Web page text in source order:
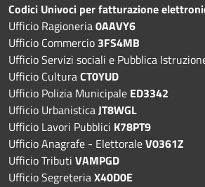
Codici Univoci per fatturazione
Ufficio Ragioneria0AAVY6
Ufficio Commercio 3FS4MB
Ufficio Servizi sociali e Pubblica
Ufficio CulturaCT0YUD
Ufficio Polizia Municipale ED3342
Ufficio UrbanisticaJT8WGL
Ufficio Lavori Pubblici K78PT9
Ufficio Anagrafe - ElettoraleV0361Z
Ufficio Tributi VAMPGD
Ufficio SegreteriaX40D0E